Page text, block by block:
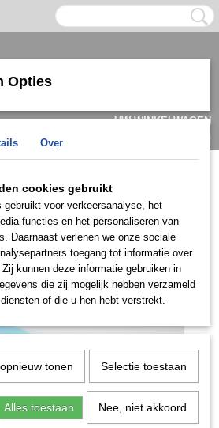
UW WINKELWAGEN
(0)
Ringen 14k HRG0941
Opties
Over
cookies gebruikt
gebruikt voor verkeersanalyse, het
functies en het personaliseren van
Daarnaast verlenen we onze sociale
toegang tot informatie over
kunnen deze informatie gebruiken in
die zij mogelijk hebben verzameld
of die u hen hebt verstrekt.
tonen Selectie toestaan
Alles toestaan Nee, niet akkoord